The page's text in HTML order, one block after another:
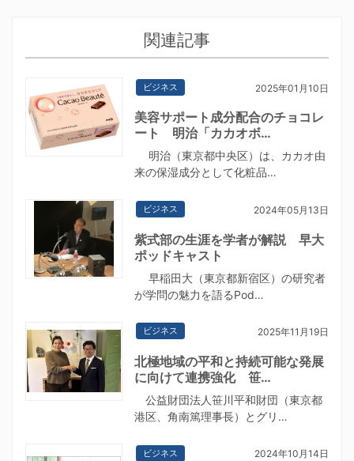
関連記事
ビジネス 2025年01月10日
美容サポート成分配合のチョコレ
ート 明治「カカオボ…
明治（東京都中央区）は、カカオ由
来の保湿成分として化粧品…
ビジネス 2024年05月13日
紫式部の生涯を学者が解説 早大
ポッドキャスト
早稲田大（東京都新宿区）の研究者
が学問の魅力を語るPod…
ビジネス 2025年11月19日
北極地域の平和と持続可能な発展
に向けて連携強化 笹…
公益財団法人笹川平和財団（東京都
港区、角南篤理事長）とグリ…
ビジネス 2024年10月14日